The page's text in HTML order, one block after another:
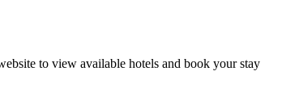
to view available hotels and book your stay